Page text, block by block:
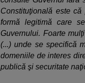
Constituţională este
formă legitimă care
Guvernului. Foarte
(...) unde se specifică
domeniile de interes
publică şi securitate